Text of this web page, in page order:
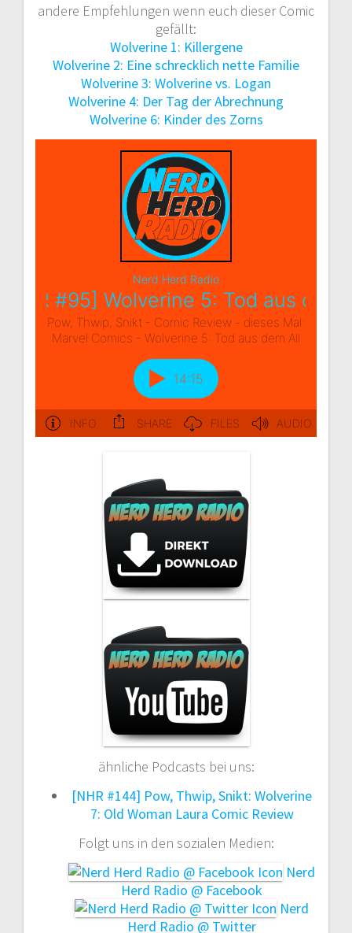
andere Empfehlungen wenn euch dieser Comic
gefällt:
Wolverine 1: Killergene
Wolverine 2: Eine schrecklich nette Familie
Wolverine 3: Wolverine vs. Logan
Wolverine 4: Der Tag der Abrechnung
Wolverine 6: Kinder des Zorns
ähnliche Podcasts bei uns:
[NHR #144] Pow, Thwip, Snikt: Wolverine
7: Old Woman Laura Comic Review
Folgt uns in den sozialen Medien:
Nerd
Herd Radio @ Facebook
Nerd
Herd Radio @ Twitter